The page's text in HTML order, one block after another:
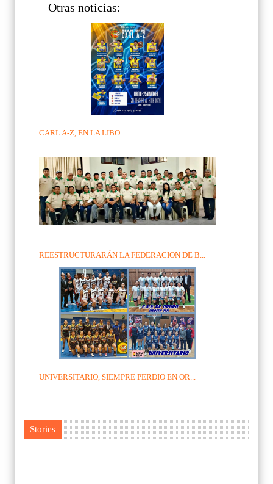
Otras noticias:
CARL A-Z, EN LA LIBO
REESTRUCTURARÁN LA FEDERACION DE B...
UNIVERSITARIO, SIEMPRE PERDIO EN OR...
Stories